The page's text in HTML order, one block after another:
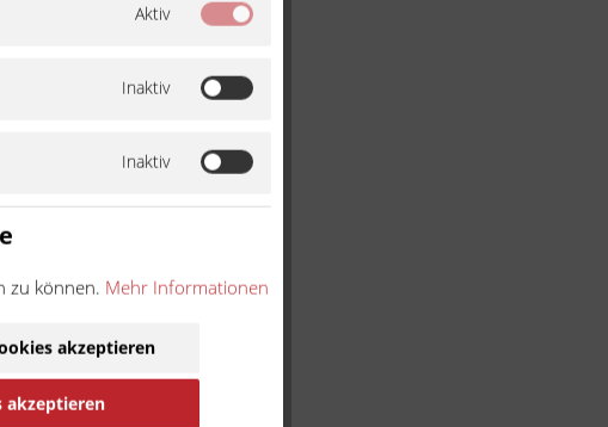
Aktiv
Inaktiv
Inaktiv
zu können. Mehr Informationen
akzeptieren
akzeptieren